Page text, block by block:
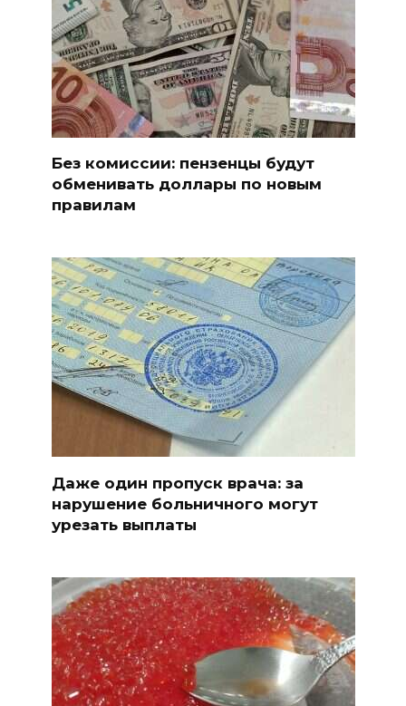
Без комиссии: пензенцы будут
обменивать доллары по новым
правилам
Даже один пропуск врача: за
нарушение больничного могут
урезать выплаты